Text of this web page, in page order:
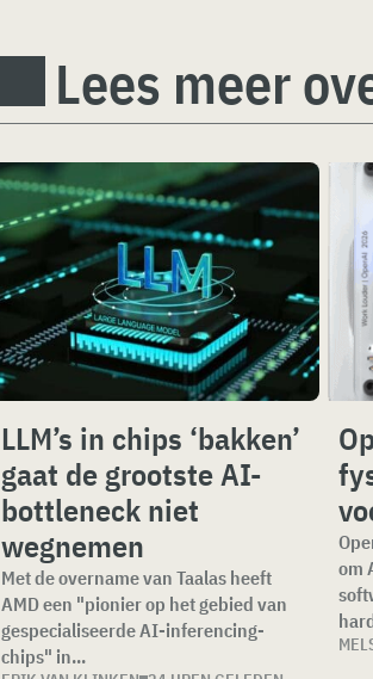
Lees meer
LLM’s in chips ‘bakken’
gaat de grootste AI-
bottleneck niet
wegnemen
Met de overname van Taalas heeft
AMD een "pionier op het gebied van
gespecialiseerde AI-inferencing-
chips" in...
om